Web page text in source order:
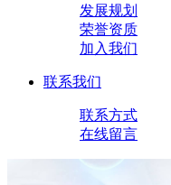
发展规划
荣誉资质
加入我们
联系我们
联系方式
在线留言